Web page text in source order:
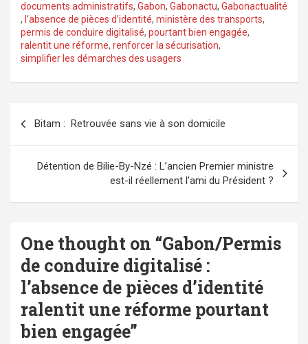
documents administratifs, Gabon, Gabonactu, Gabonactualité
, l’absence de pièces d’identité, ministère des transports,
permis de conduire digitalisé, pourtant bien engagée,
ralentit une réforme, renforcer la sécurisation,
simplifier les démarches des usagers
de
l’article
Bitam : Retrouvée sans vie à son domicile
Détention de Bilie-By-Nzé : L’ancien Premier ministre
est-il réellement l’ami du Président ?
One thought on “Gabon/Permis
de conduire digitalisé :
l’absence de pièces d’identité
ralentit une réforme pourtant
bien engagée”